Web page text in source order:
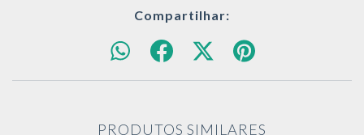
Compartilhar:
PRODUTOS SIMILARES